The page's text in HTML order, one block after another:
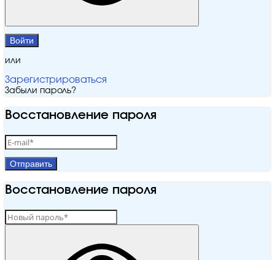
Войти
или
Зарегистрироваться
Забыли пароль?
Восстановление пароля
Отправить
Восстановление пароля